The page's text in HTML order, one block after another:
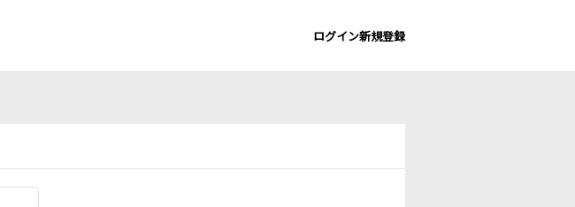
ログイン新規登録